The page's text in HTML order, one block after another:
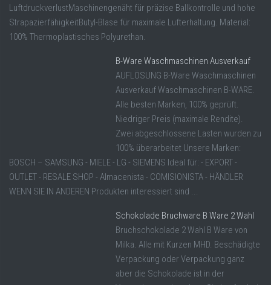
LuftdruckverlustMaschinengenäht für präzise Ballkontrolle und hohe
StrapazierfähigkeitButyl-Blase für maximale Lufterhaltung. Material:
100% Thermoplastisches Polyurethan.
B-Ware Waschmaschinen Ausverkauf
AUFLÖSUNG B-Ware Waschmaschinen
Ausverkauf Waschmaschinen B-WARE.
Alle besten Marken, 100% geprüft.
Niedriger Preis (maximale Rendite).
Zwei abgeschlossene Lasten wurden zu
100% überarbeitet Unsere Marken:
BOSCH – SAMSUNG - MIELE - LG - SIEMENS Ideal für: - EXPORT -
OUTLET - RESALE SHOP - Almacenista - COMISIONISTA - HÄNDLER
WENN SIE IN ANDEREN Produkten interessiert sind ...
Schokolade Bruchware B Ware 2 Wahl
Bruchschokolade 2 Wahl B Ware von
Milka. Alle mit Kurzen MHD. Beschädigte
Verpackung oder Verpackung ganz
aber die Schokolade ist in der